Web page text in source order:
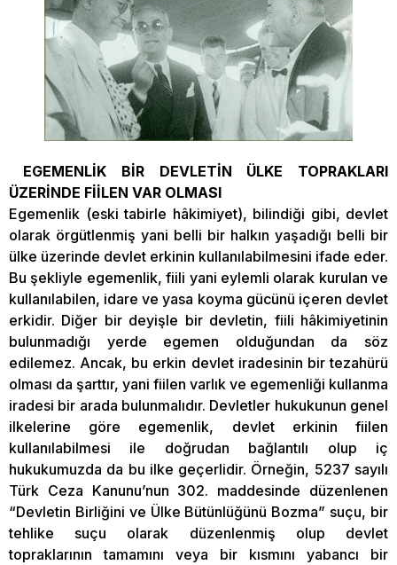
EGEMENLİK BİR DEVLETİN ÜLKE TOPRAKLARI
ÜZERİNDE FİİLEN VAR OLMASI
Egemenlik (eski tabirle hâkimiyet), bilindiği gibi, devlet
olarak örgütlenmiş yani belli bir halkın yaşadığı belli bir
ülke üzerinde devlet erkinin kullanılabilmesini ifade eder.
Bu şekliyle egemenlik, fiili yani eylemli olarak kurulan ve
kullanılabilen, idare ve yasa koyma gücünü içeren devlet
erkidir. Diğer bir deyişle bir devletin, fiili hâkimiyetinin
bulunmadığı yerde egemen olduğundan da söz
edilemez. Ancak, bu erkin devlet iradesinin bir tezahürü
olması da şarttır, yani fiilen varlık ve egemenliği kullanma
iradesi bir arada bulunmalıdır. Devletler hukukunun genel
ilkelerine göre egemenlik, devlet erkinin fiilen
kullanılabilmesi ile doğrudan bağlantılı olup iç
hukukumuzda da bu ilke geçerlidir. Örneğin, 5237 sayılı
Türk Ceza Kanunu’nun 302. maddesinde düzenlenen
“Devletin Birliğini ve Ülke Bütünlüğünü Bozma” suçu, bir
tehlike suçu olarak düzenlenmiş olup devlet
topraklarının tamamını veya bir kısmını yabancı bir